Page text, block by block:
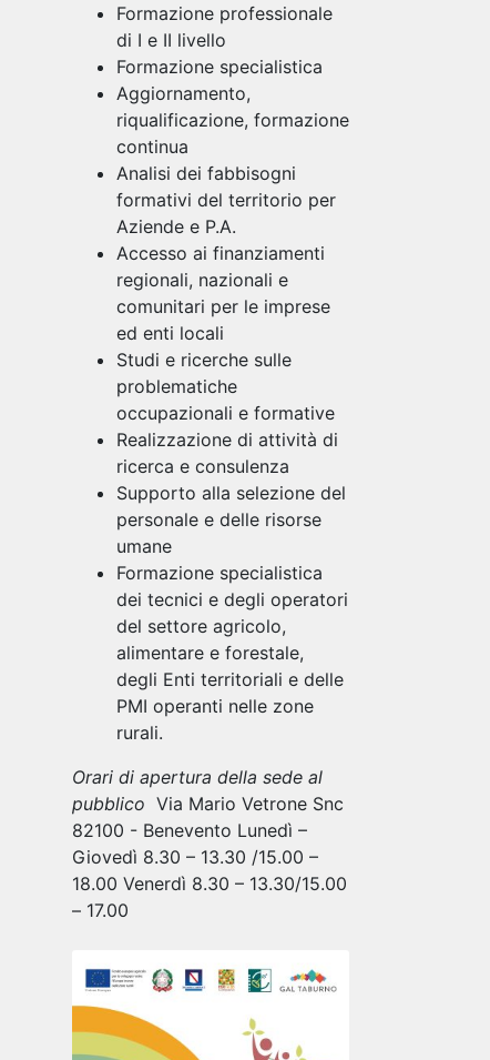
Formazione professionale
di I e II livello
Formazione specialistica
Aggiornamento,
riqualificazione, formazione
continua
Analisi dei fabbisogni
formativi del territorio per
Aziende e P.A.
Accesso ai finanziamenti
regionali, nazionali e
comunitari per le imprese
ed enti locali
Studi e ricerche sulle
problematiche
occupazionali e formative
Realizzazione di attività di
ricerca e consulenza
Supporto alla selezione del
personale e delle risorse
umane
Formazione specialistica
dei tecnici e degli operatori
del settore agricolo,
alimentare e forestale,
degli Enti territoriali e delle
PMI operanti nelle zone
rurali.
Orari di apertura della sede al
pubblico Via Mario Vetrone Snc
82100 - Benevento Lunedì –
Giovedì 8.30 – 13.30 /15.00 –
18.00 Venerdì 8.30 – 13.30/15.00
– 17.00